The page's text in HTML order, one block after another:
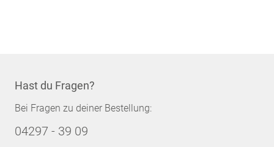
Hast du Fragen?
Bei Fragen zu deiner Bestellung:
04297 - 39 09